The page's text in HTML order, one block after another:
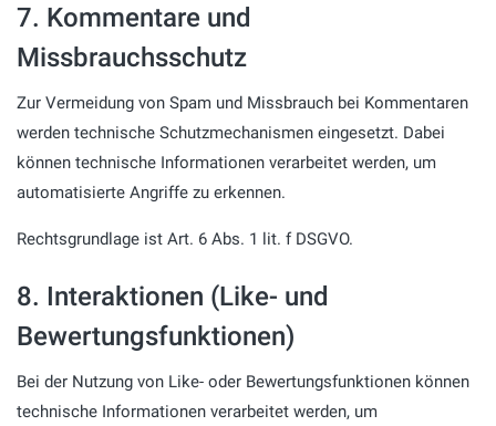
7. Kommentare und
Missbrauchsschutz
Zur Vermeidung von Spam und Missbrauch bei Kommentaren
werden technische Schutzmechanismen eingesetzt. Dabei
können technische Informationen verarbeitet werden, um
automatisierte Angriffe zu erkennen.
Rechtsgrundlage ist Art. 6 Abs. 1 lit. f DSGVO.
8. Interaktionen (Like- und
Bewertungsfunktionen)
Bei der Nutzung von Like- oder Bewertungsfunktionen können
technische Informationen verarbeitet werden, um